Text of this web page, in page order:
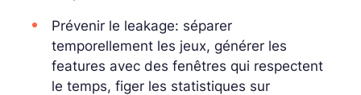
Prévenir le leakage: séparer
temporellement les jeux, générer les
features avec des fenêtres qui respectent
le temps, figer les statistiques sur